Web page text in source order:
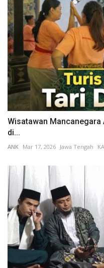
Wisatawan
di...
ANK Mar 17, 2026 Jawa Tengah